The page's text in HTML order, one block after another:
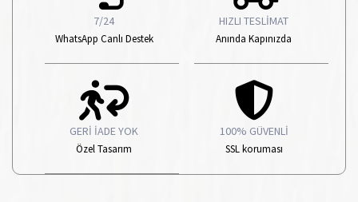
7/24
WhatsApp Canlı Destek
HIZLI TESLİMAT
Anında Kapınızda
GERİ İADE YOK
Özel Tasarım
100% GÜVENLİ
SSL koruması